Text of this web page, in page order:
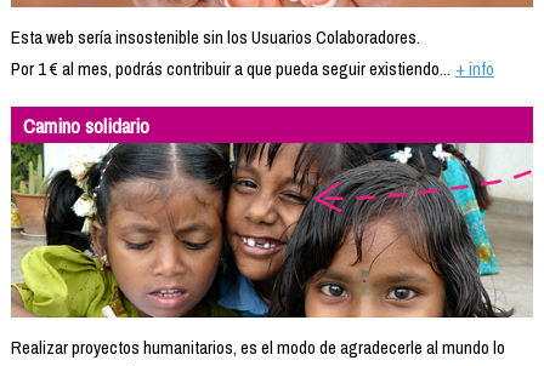
Esta web sería insostenible sin los Usuarios Colaboradores.
Por 1 € al mes, podrás contribuir a que pueda seguir existiendo... + info
Camino solidario
Realizar proyectos humanitarios, es el modo de agradecerle al mundo lo